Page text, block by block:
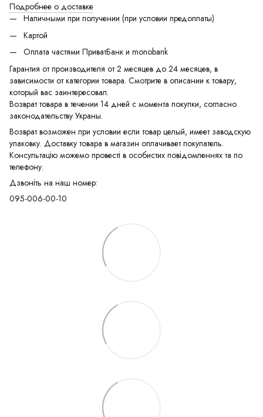
Подробнее о доставке
Наличными при получении (при условии предоплаты)
Картой
Оплата частями ПриватБанк и monobank
Гарантия от производителя от 2 месяцев до 24 месяцев, в
зависимости от категории товара. Смотрите в описании к товару,
который вас заинтересовал.
Возврат товара в течении 14 дней с момента покупки, согласно
законодательству Украны.
Возврат возможен при условии если товар целый, имеет заводскую
упаковку. Доставку товара в магазин оплачивает покупатель.
Консультацію можемо провесті в особистих повідомленнях та по
телефону.
Дзвоніть на наш номер:
095-006-00-10